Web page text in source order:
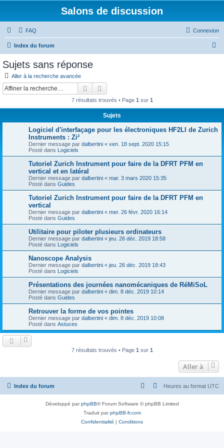
Salons de discussion
FAQ Connexion
Index du forum
Sujets sans réponse
Aller à la recherche avancée
Rechercher
7 résultats trouvés • Page 1 sur 1
Sujets
Logiciel d'interfaçage pour les électroniques HF2LI de Zurich
Instruments : Zi²
Dernier message par dalbertini « ven. 18 sept. 2020 15:15
Posté dans Logiciels
Tutoriel Zurich Instrument pour faire de la DFRT PFM en
vertical et en latéral
Dernier message par dalbertini « mar. 3 mars 2020 15:35
Posté dans Guides
Tutoriel Zurich Instrument pour faire de la DFRT PFM en
vertical
Dernier message par dalbertini « mer. 26 févr. 2020 16:14
Posté dans Guides
Utilitaire pour piloter plusieurs ordinateurs
Dernier message par dalbertini « jeu. 26 déc. 2019 18:58
Posté dans Logiciels
Nanoscope Analysis
Dernier message par dalbertini « jeu. 26 déc. 2019 18:43
Posté dans Logiciels
Présentations des journées nanomécaniques de RéMiSoL
Dernier message par dalbertini « dim. 8 déc. 2019 10:14
Posté dans Guides
Retrouver la forme de vos pointes
Dernier message par dalbertini « dim. 8 déc. 2019 10:08
Posté dans Astuces
7 résultats trouvés • Page 1 sur 1
Aller à
Index du forum Heures au format UTC
Développé parphpBB® Forum Software © phpBB Limited
Traduit parphpBB-fr.com
Confidentialité | Conditions